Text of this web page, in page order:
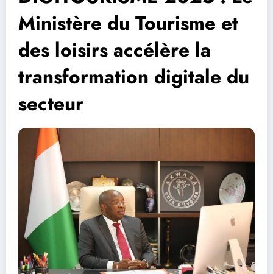
Ministère du Tourisme et
des loisirs accélère la
transformation digitale du
secteur